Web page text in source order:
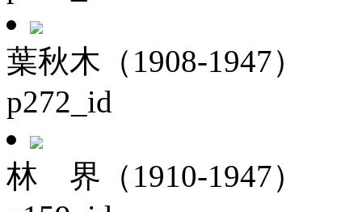
葉秋木（1908-1947）
p272_id
林 界（1910-1947）